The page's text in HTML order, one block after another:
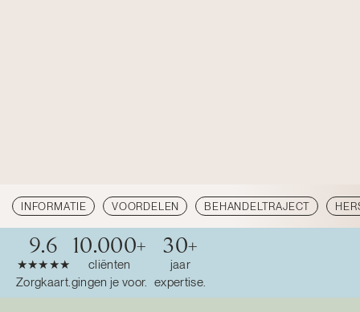
INFORMATIE VOORDELEN BEHANDELTRAJECT
★★★★★
Zorgkaart.
9.6
cliënten
gingen je voor.
10.000+
jaar
expertise.
30+